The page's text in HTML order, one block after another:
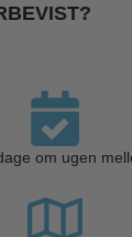
om ugen